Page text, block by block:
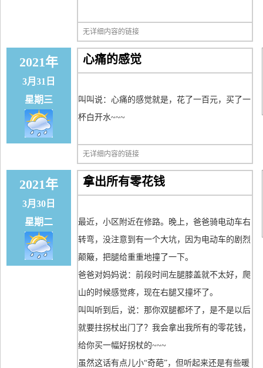
无详细内容的链接
2021年
3月31日
星期三
心痛的感觉
叫叫说：心痛的感觉就是，花了一百元，买了一
杯白开水~~~
无详细内容的链接
2021年
3月30日
星期二
拿出所有零花钱
最近，小区附近在修路。晚上，爸爸骑电动车右
转弯，没注意到有一个大坑，因为电动车的剧烈
颠簸，把腿给重重地撞了一下。
爸爸对妈妈说：前段时间左腿膝盖就不太好，爬
山的时候感觉疼，现在右腿又撞坏了。
叫叫听到后，说：那你双腿都坏了，是不是以后
就要拄拐杖出门了？我会拿出我所有的零花钱，
给你买一幅好拐杖的~~~
虽然这话有点儿小“奇葩”，但听起来还是有些暖